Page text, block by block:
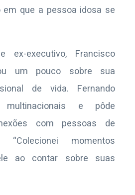
que a pessoa idosa se
ex-executivo, Francisco
um pouco sobre sua
de vida. Fernando
e pôde
com pessoas de
momentos
ao contar sobre suas